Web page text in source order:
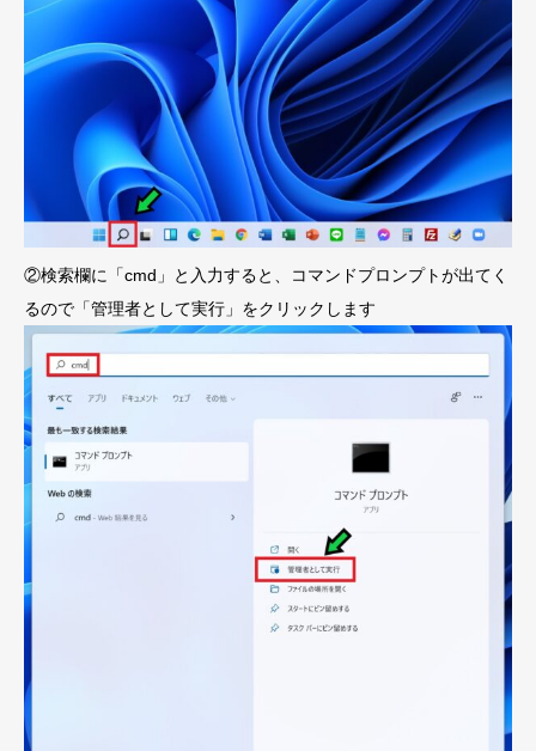
②検索欄に「cmd」と入力すると、コマンドプロンプトが出てく
るので「管理者として実行」をクリックします